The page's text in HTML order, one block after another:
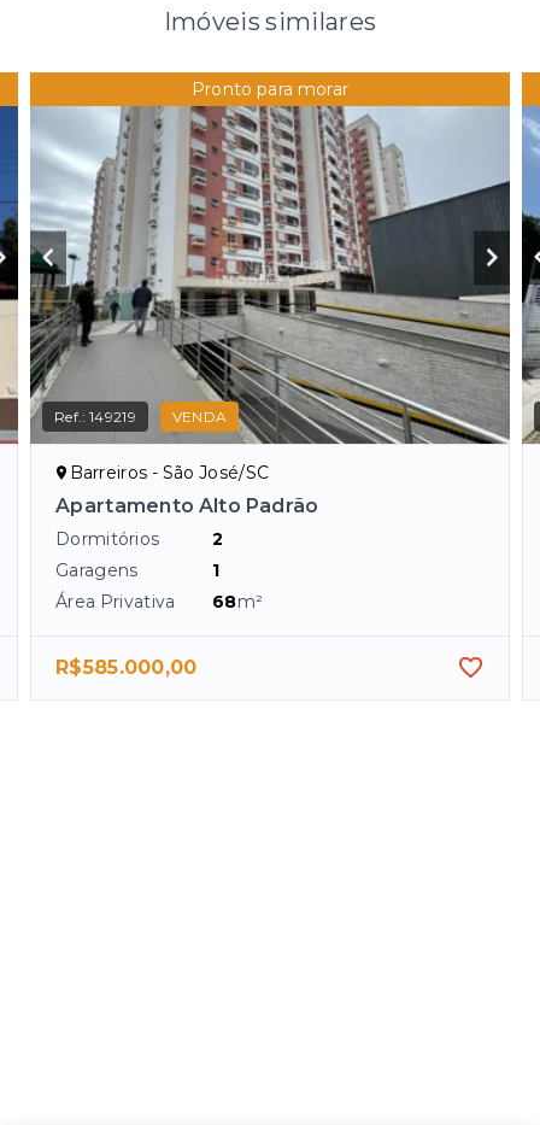
Imóveis similares
Pronto para morar
Ref.:149219 VENDA
Barreiros - São José/SC
Apartamento Alto Padrão
Dormitórios
2
Garagens
1
Área Privativa
68m²
R$585.000,00